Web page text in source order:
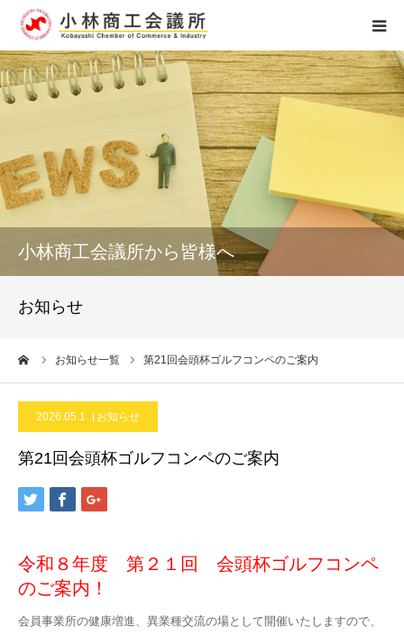
小林商工会議所から皆様へ
お知らせ
お知らせ一覧 第21回会頭杯ゴルフコンペのご案内
2026.05.1 お知らせ
第21回会頭杯ゴルフコンペのご案内
令和８年度 第２１回 会頭杯ゴルフコンペ
のご案内！
会員事業所の健康増進、異業種交流の場として開催いたしますので、
ホーム
アクセス
個人情報保護
0984-23-4121